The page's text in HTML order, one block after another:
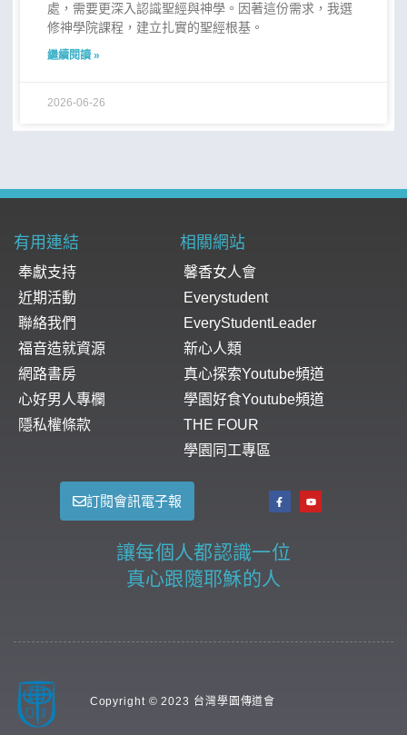
處，需要更深入認識聖經與神學。因著這份需求，我選
修神學院課程，建立扎實的聖經根基。
繼續閱讀 »
2026-06-26
有用連結 相關網站
奉獻支持
近期活動
聯絡我們
福音造就資源
網路書房
心好男人專欄
隱私權條款
馨香女人會
Everystudent
EveryStudentLeader
新心人類
真心探索Youtube頻道
學園好食Youtube頻道
THE FOUR
學園同工專區
訂閱會訊電子報
讓每個人都認識一位
真心跟隨耶穌的人
Copyright © 2023 台灣學園傳道會